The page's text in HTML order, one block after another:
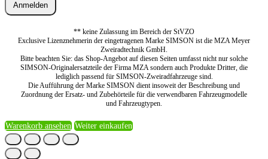
Anmelden
** keine Zulassung im Bereich der StVZO
Exclusive Lizenznehmerin der eingetragenen Marke SIMSON ist die MZA Meyer
Zweiradtechnik GmbH.
Bitte beachten Sie: das Shop-Angebot auf diesen Seiten umfasst nicht nur solche
SIMSON-Originalersatzteile der Firma MZA sondern auch Produkte Dritter, die
lediglich passend für SIMSON-Zweiradfahrzeuge sind.
Die Aufführung der Marke SIMSON dient insoweit der Beschreibung und
Zuordnung der Ersatz- und Zubehörteile für die verwendbaren Fahrzeugmodelle
und Fahrzeugtypen.
Warenkorb ansehen Weiter einkaufen